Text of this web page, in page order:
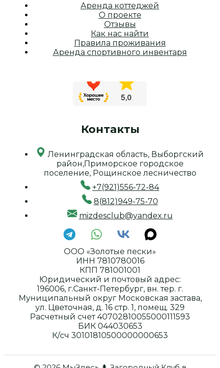
Аренда коттеджей
О проекте
Отзывы
Как нас найти
Правила проживания
Аренда спортивного инвентаря
Контакты
Ленинградская область, Выборгский
район,Приморское городское
поселение, Рощинское лесничество
+7(921)556-72-84
8(812)949-75-70
mizdesclub@yandex.ru
ООО «Золотые пески»
ИНН 7810780016
КПП 781001001
Юридический и почтовый адрес:
196006, г.Санкт-Петербург, вн. тер. г.
Муниципальный округ Московская застава,
ул. Цветочная, д. 16 стр. 1, помещ. 329
Расчетный счет 40702810055000111593
БИК 044030653
К/сч 30101810500000000653